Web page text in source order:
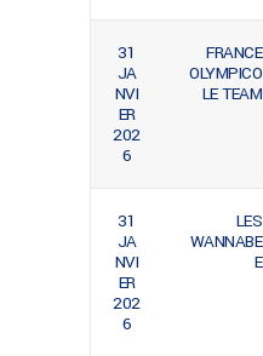
31
JA
NVI
ER
202
6
FRANCE
OLYMPICO
LE TEAM
31
JA
NVI
ER
202
6
LES
WANNABE
E